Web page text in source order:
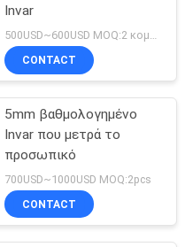
Invar
CONTACT
5mm βαθμολογημένο
Invar που μετρά το
προσωπικό
700USD~1000USD MOQ:2pcs
CONTACT